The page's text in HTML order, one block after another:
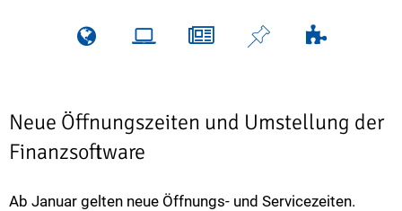
Neue Öffnungszeiten und Umstellung der
Finanzsoftware
Ab Januar gelten neue Öffnungs- und Servicezeiten.